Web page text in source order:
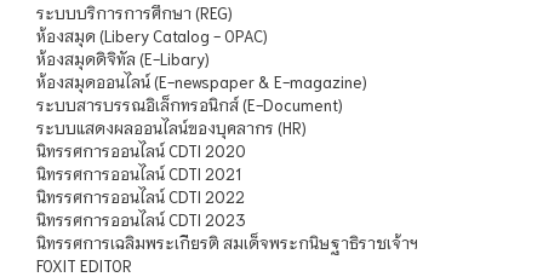
ระบบบริการการศึกษา (REG)
ห้องสมุด (Libery Catalog - OPAC)
ห้องสมุดดิจิทัล (E-Libary)
ห้องสมุดออนไลน์ (E-newspaper & E-magazine)
ระบบสารบรรณอิเล็กทรอนิกส์ (E-Document)
ระบบแสดงผลออนไลน์ของบุคลากร (HR)
นิทรรศการออนไลน์ CDTI 2020
นิทรรศการออนไลน์ CDTI 2021
นิทรรศการออนไลน์ CDTI 2022
นิทรรศการออนไลน์ CDTI 2023
นิทรรศการเฉลิมพระเกียรติ สมเด็จพระกนิษฐาธิราชเจ้าฯ
FOXIT EDITOR